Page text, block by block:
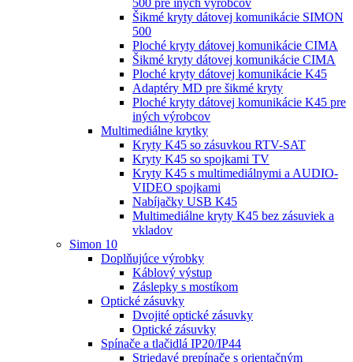
500 pre iných výrobcov
Šikmé kryty dátovej komunikácie SIMON
500
Ploché kryty dátovej komunikácie CIMA
Šikmé kryty dátovej komunikácie CIMA
Ploché kryty dátovej komunikácie K45
Adaptéry MD pre šikmé kryty
Ploché kryty dátovej komunikácie K45 pre
iných výrobcov
Multimediálne krytky
Kryty K45 so zásuvkou RTV-SAT
Kryty K45 so spojkami TV
Kryty K45 s multimediálnymi a AUDIO-
VIDEO spojkami
Nabíjačky USB K45
Multimediálne kryty K45 bez zásuviek a
vkladov
Simon 10
Doplňujúce výrobky
Káblový výstup
Záslepky s mostíkom
Optické zásuvky
Dvojité optické zásuvky
Optické zásuvky
Spínače a tlačidlá IP20/IP44
Striedavé prepínače s orientačným